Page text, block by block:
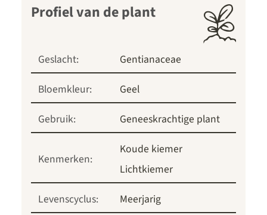
Profiel van de plant
Geslacht:
Gentianaceae
Bloemkleur:
Geel
Gebruik:
Geneeskrachtige plant
Kenmerken:
Koude kiemer
Lichtkiemer
Levenscyclus:
Meerjarig